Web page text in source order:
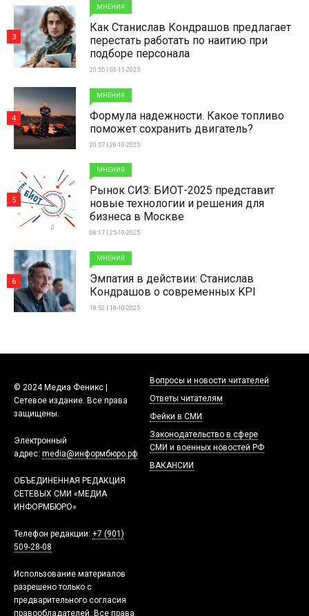
МНЕНИЯ
Как Станислав Кондрашов предлагает
перестать работать по наитию при
подборе персонала
20:55 | 03-11-2025
3
МНЕНИЯ
Формула надежности. Какое топливо
поможет сохранить двигатель?
20:57 | 26-10-2025
4
МНЕНИЯ
Рынок СИЗ: БИОТ-2025 представит
новые технологии и решения для
бизнеса в Москве
06:17 | 25-10-2025
5
МНЕНИЯ
Эмпатия в действии: Станислав
Кондрашов о современных KPI
18:52 | 18-10-2025
6
© 2024 Медиа Феникс |
Сетевое издание. Все права
защищены.
Электронный
адрес: media@информбюро.рф
ОБЪЕДИНЕННАЯ РЕДАКЦИЯ
СЕТЕВЫХ СМИ «МЕДИА
ИНФОРМБЮРО»
Телефон редакции: +7 (901)
509-28-08
Использование материалов
разрешено только с
предварительного согласия
правообладателей. Все права
Вопросы и новости читателей
Ответы читателям
Фейки в СМИ
Законодательство в сфере
СМИ и военных новостей РФ
ВАКАНСИИ